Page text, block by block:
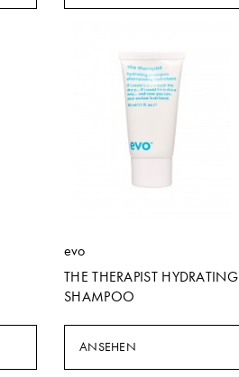
evo
THE THERAPIST HYDRATING
SHAMPOO
ANSEHEN